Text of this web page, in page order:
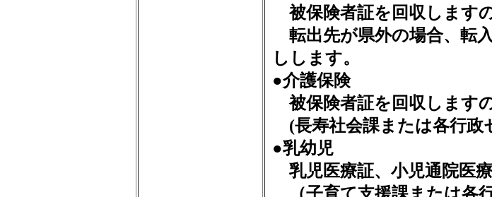
被保険者証を回収します
転出先が県外の場合、転
しします。
●介護保険
被保険者証を回収します
(長寿社会課または各行政
●乳幼児
乳児医療証、小児通院医